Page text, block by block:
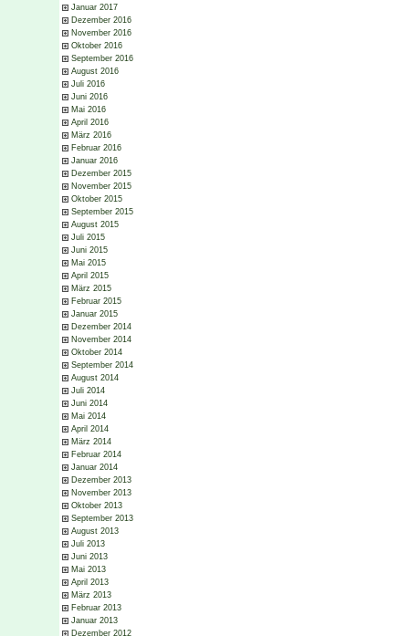
Januar 2017
Dezember 2016
November 2016
Oktober 2016
September 2016
August 2016
Juli 2016
Juni 2016
Mai 2016
April 2016
März 2016
Februar 2016
Januar 2016
Dezember 2015
November 2015
Oktober 2015
September 2015
August 2015
Juli 2015
Juni 2015
Mai 2015
April 2015
März 2015
Februar 2015
Januar 2015
Dezember 2014
November 2014
Oktober 2014
September 2014
August 2014
Juli 2014
Juni 2014
Mai 2014
April 2014
März 2014
Februar 2014
Januar 2014
Dezember 2013
November 2013
Oktober 2013
September 2013
August 2013
Juli 2013
Juni 2013
Mai 2013
April 2013
März 2013
Februar 2013
Januar 2013
Dezember 2012